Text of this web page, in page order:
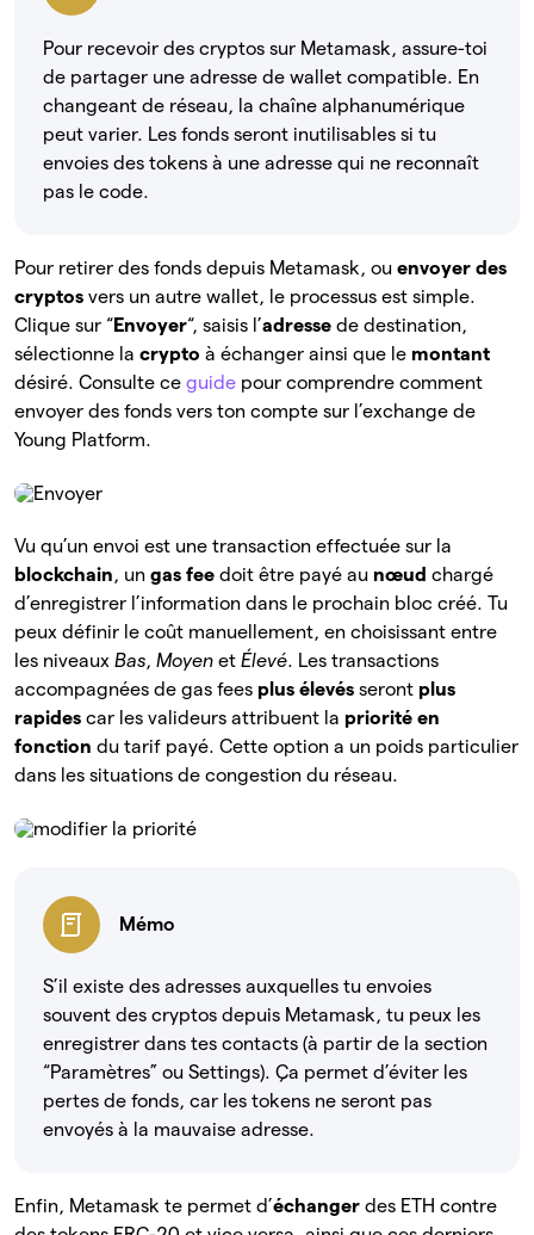
Pour recevoir des cryptos sur Metamask, assure-toi
de partager une adresse de wallet compatible. En
changeant de réseau, la chaîne alphanumérique
peut varier. Les fonds seront inutilisables si tu
envoies des tokens à une adresse qui ne reconnaît
pas le code.
Pour retirer des fonds depuis Metamask, ou envoyer des
cryptos vers un autre wallet, le processus est simple.
Clique sur “Envoyer“, saisis l’adresse de destination,
sélectionne la crypto à échanger ainsi que le montant
désiré. Consulte ce guide pour comprendre comment
envoyer des fonds vers ton compte sur l’exchange de
Young Platform.
Vu qu’un envoi est une transaction effectuée sur la
blockchain, un gas fee doit être payé au nœud chargé
d’enregistrer l’information dans le prochain bloc créé. Tu
peux définir le coût manuellement, en choisissant entre
les niveaux Bas, Moyen et Élevé. Les transactions
accompagnées de gas fees plus élevés seront plus
rapides car les valideurs attribuent la priorité en
fonction du tarif payé. Cette option a un poids particulier
dans les situations de congestion du réseau.
Mémo
S’il existe des adresses auxquelles tu envoies
souvent des cryptos depuis Metamask, tu peux les
enregistrer dans tes contacts (à partir de la section
“Paramètres” ou Settings). Ça permet d’éviter les
pertes de fonds, car les tokens ne seront pas
envoyés à la mauvaise adresse.
Enfin, Metamask te permet d’échanger des ETH contre